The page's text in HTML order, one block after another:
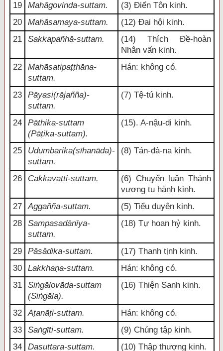
19
Mahāgovinda-suttam.
(3) Điển Tôn kinh.
20
Mahāsamaya-suttam.
(12) Đai hội kinh.
21
Sakkapañhā-suttam.
(14) Thích Đề-hoàn
Nhân vấn kinh.
22
Mahāsatipaṭṭhāna-
suttam.
Hán: không có.
23
Pāyasi(rājañña)-
suttam.
(7) Tệ-tú kinh.
24
Pāthika-suttam
(Pāṭika-suttam).
(15). A-nậu-di kinh.
25
Udumbarika(sīhanāda)-
suttam.
(8) Tán-đà-na kinh.
26 Cakkavatti-suttam.
(6) Chuyển luân Thánh
vương tu hành kinh.
27
Aggañña-suttam.
(5) Tiểu duyên kinh.
28
Sampasadānīya-
suttam.
(18) Tự hoan hỷ kinh.
29 Pāsādika-suttam.
(17) Thanh tịnh kinh.
30
Lakkhaṇa-suttam.
Hán: không có.
31
Siṅgālovāda-suttam
(Siṅgāla).
(16) Thiện Sanh kinh.
32 Aṭanāṭi-suttam.
Hán: không có.
33
Saṅgīti-suttam.
(9) Chúng tập kinh.
34
Dasuttara-suttam. (10) Thập thượng kinh.